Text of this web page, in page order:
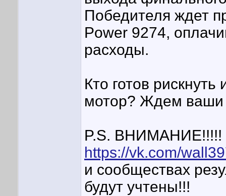
Победителя ждет
Power 9274,
расходы.
Кто готов
мотор? Ждем ваши
P.S. ВНИМАНИЕ!!!!!
https://vk.com/
и сообществах
будут учтены!!!